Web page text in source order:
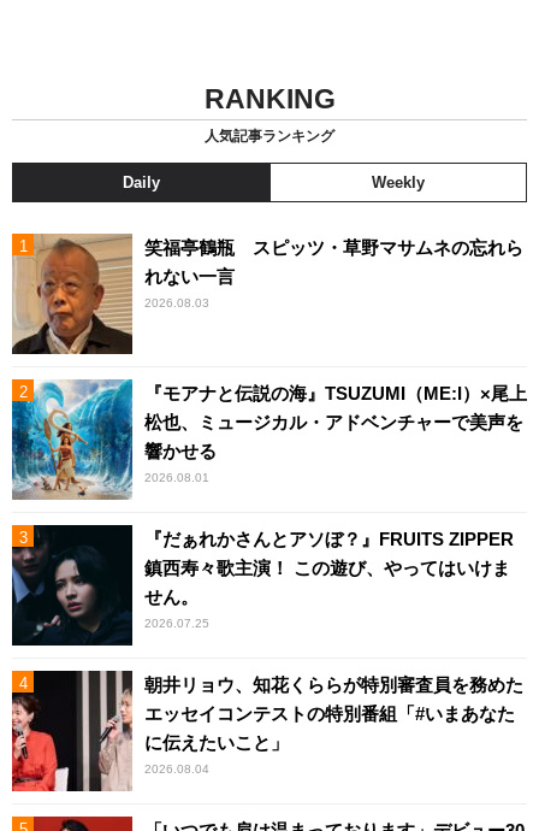
RANKING
人気記事ランキング
Daily Weekly
笑福亭鶴瓶 スピッツ・草野マサムネの忘れら
れない一言
2026.08.03
『モアナと伝説の海』TSUZUMI（ME:I）×尾上
松也、ミュージカル・アドベンチャーで美声を
響かせる
2026.08.01
『だぁれかさんとアソぼ？』FRUITS ZIPPER
鎮西寿々歌主演！ この遊び、やってはいけま
せん。
2026.07.25
朝井リョウ、知花くららが特別審査員を務めた
エッセイコンテストの特別番組「#いまあなた
に伝えたいこと」
2026.08.04